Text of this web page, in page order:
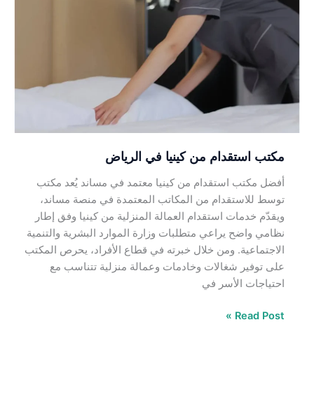
مكتب استقدام من كينيا في الرياض
أفضل مكتب استقدام من كينيا معتمد في مساند يُعد مكتب
توسط للاستقدام من المكاتب المعتمدة في منصة مساند،
ويقدّم خدمات استقدام العمالة المنزلية من كينيا وفق إطار
نظامي واضح يراعي متطلبات وزارة الموارد البشرية والتنمية
الاجتماعية. ومن خلال خبرته في قطاع الأفراد، يحرص المكتب
على توفير شغالات وخادمات وعمالة منزلية تتناسب مع
احتياجات الأسر في
استقدام
الرياض
Read Post »